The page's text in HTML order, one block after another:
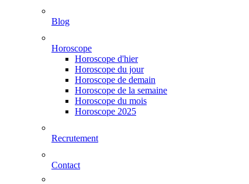
Blog
Horoscope
Horoscope d'hier
Horoscope du jour
Horoscope de demain
Horoscope de la semaine
Horoscope du mois
Horoscope 2025
Recrutement
Contact